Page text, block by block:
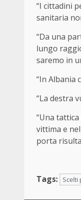
“I cittadini
sanitaria
“Da una
lungo
saremo in
“In Albania
“La destra
“Una
vittima e
porta
Tags: Scelti